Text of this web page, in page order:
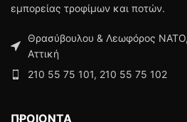
εμπορείας τροφίμων και ποτών.
Θρασύβουλου & Λεωφόρος
Αττική
210 55 75 101, 210 55 75 102
ΠΡΟΙΟΝΤΑ